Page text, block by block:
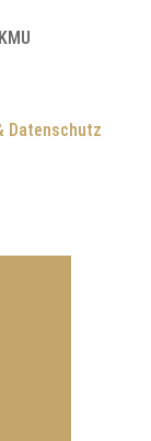
Datenschutz